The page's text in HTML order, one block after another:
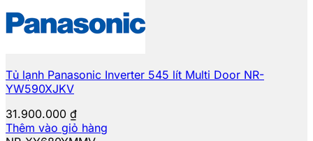
Tủ lạnh Panasonic Inverter 545 lít Multi Door NR-
YW590XJKV
31.900.000 ₫
Thêm vào giỏ hàng